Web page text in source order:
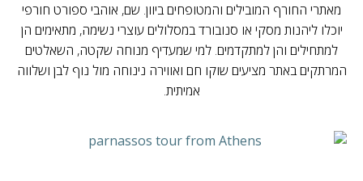
מאתרי החורף המובילים והמטופחים ביוון. שם, אוהבי ספורט חורפי
יוכלו ליהנות מסקי או סנובורד במסלולים עוצרי נשימה, מתאימים הן
למתחילים והן למתקדמים. למי שמעדיף מנוחה שקטה, השאלטים
המרתקים באתר מציעים שוקו חם ואווירה נינוחה מול נוף לבן ושלווה
אמיתית.